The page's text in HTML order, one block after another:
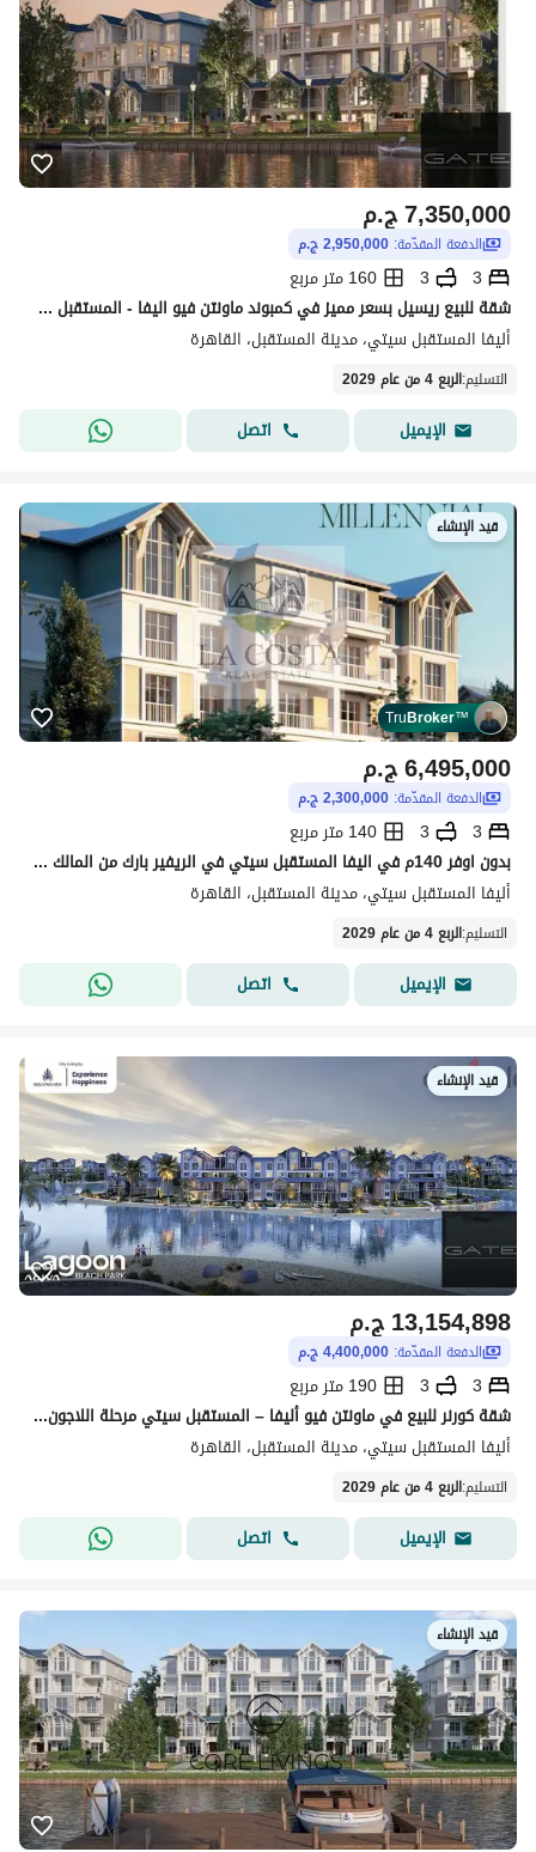
ج.م7,350,000
الدفعة المقدّمة: 2,950,000 ج.م
3
3
160 متر مربع
شقة للبيع ريسيل بسعر مميز في كمبوند ماونتن فيو اليفا - المستقبل سيتي مرحلة الريفير بارك -- فيو داخلي
أليفا المستقبل سيتي، مدينة المستقبل، القاهرة
التسليم:الربع 4 من عام 2029
الإيميل اتصل
قيد الإنشاء
TruBroker™
ج.م6,495,000
الدفعة المقدّمة: 2,300,000 ج.م
3
3
140 متر مربع
بدون اوفر 140م في اليفا المستقبل سيتي في الريفير بارك من المالك مباشره برايم لوكيشن باقل مقدم في السوق من المالك مباشره
أليفا المستقبل سيتي، مدينة المستقبل، القاهرة
التسليم:الربع 4 من عام 2029
الإيميل اتصل
قيد الإنشاء
ج.م13,154,898
الدفعة المقدّمة: 4,400,000 ج.م
3
3
190 متر مربع
شقة كورنر للبيع في ماونتن فيو أليفا – المستقبل سيتي مرحلة اللاجون | موقع مميز وفرصة استثمارية قوية
أليفا المستقبل سيتي، مدينة المستقبل، القاهرة
التسليم:الربع 4 من عام 2029
الإيميل اتصل
قيد الإنشاء